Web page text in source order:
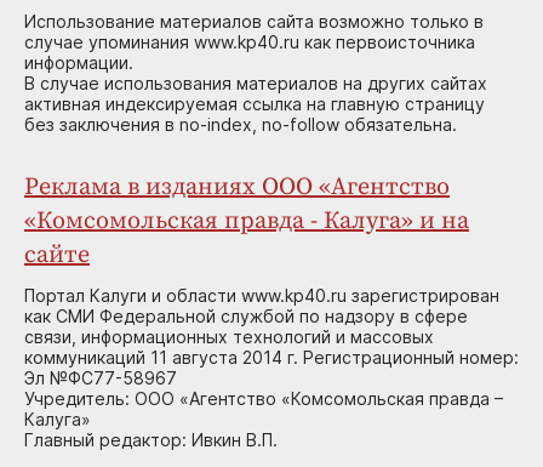
Использование материалов сайта возможно только в
случае упоминания www.kp40.ru как первоисточника
информации.
В случае использования материалов на других сайтах
активная индексируемая ссылка на главную страницу
без заключения в no-index, no-follow обязательна.
Реклама в изданиях ООО «Агентство
«Комсомольская правда - Калуга» и на
сайте
Портал Калуги и области www.kp40.ru зарегистрирован
как СМИ Федеральной службой по надзору в сфере
связи, информационных технологий и массовых
коммуникаций 11 августа 2014 г. Регистрационный номер:
Эл №ФС77-58967
Учредитель: ООО «Агентство «Комсомольская правда –
Калуга»
Главный редактор: Ивкин В.П.